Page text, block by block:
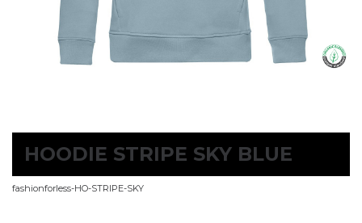
HOODIE STRIPE SKY BLUE
fashionforless-HO-STRIPE-SKY